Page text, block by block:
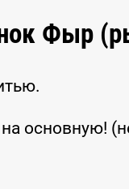
Фыр
основную!